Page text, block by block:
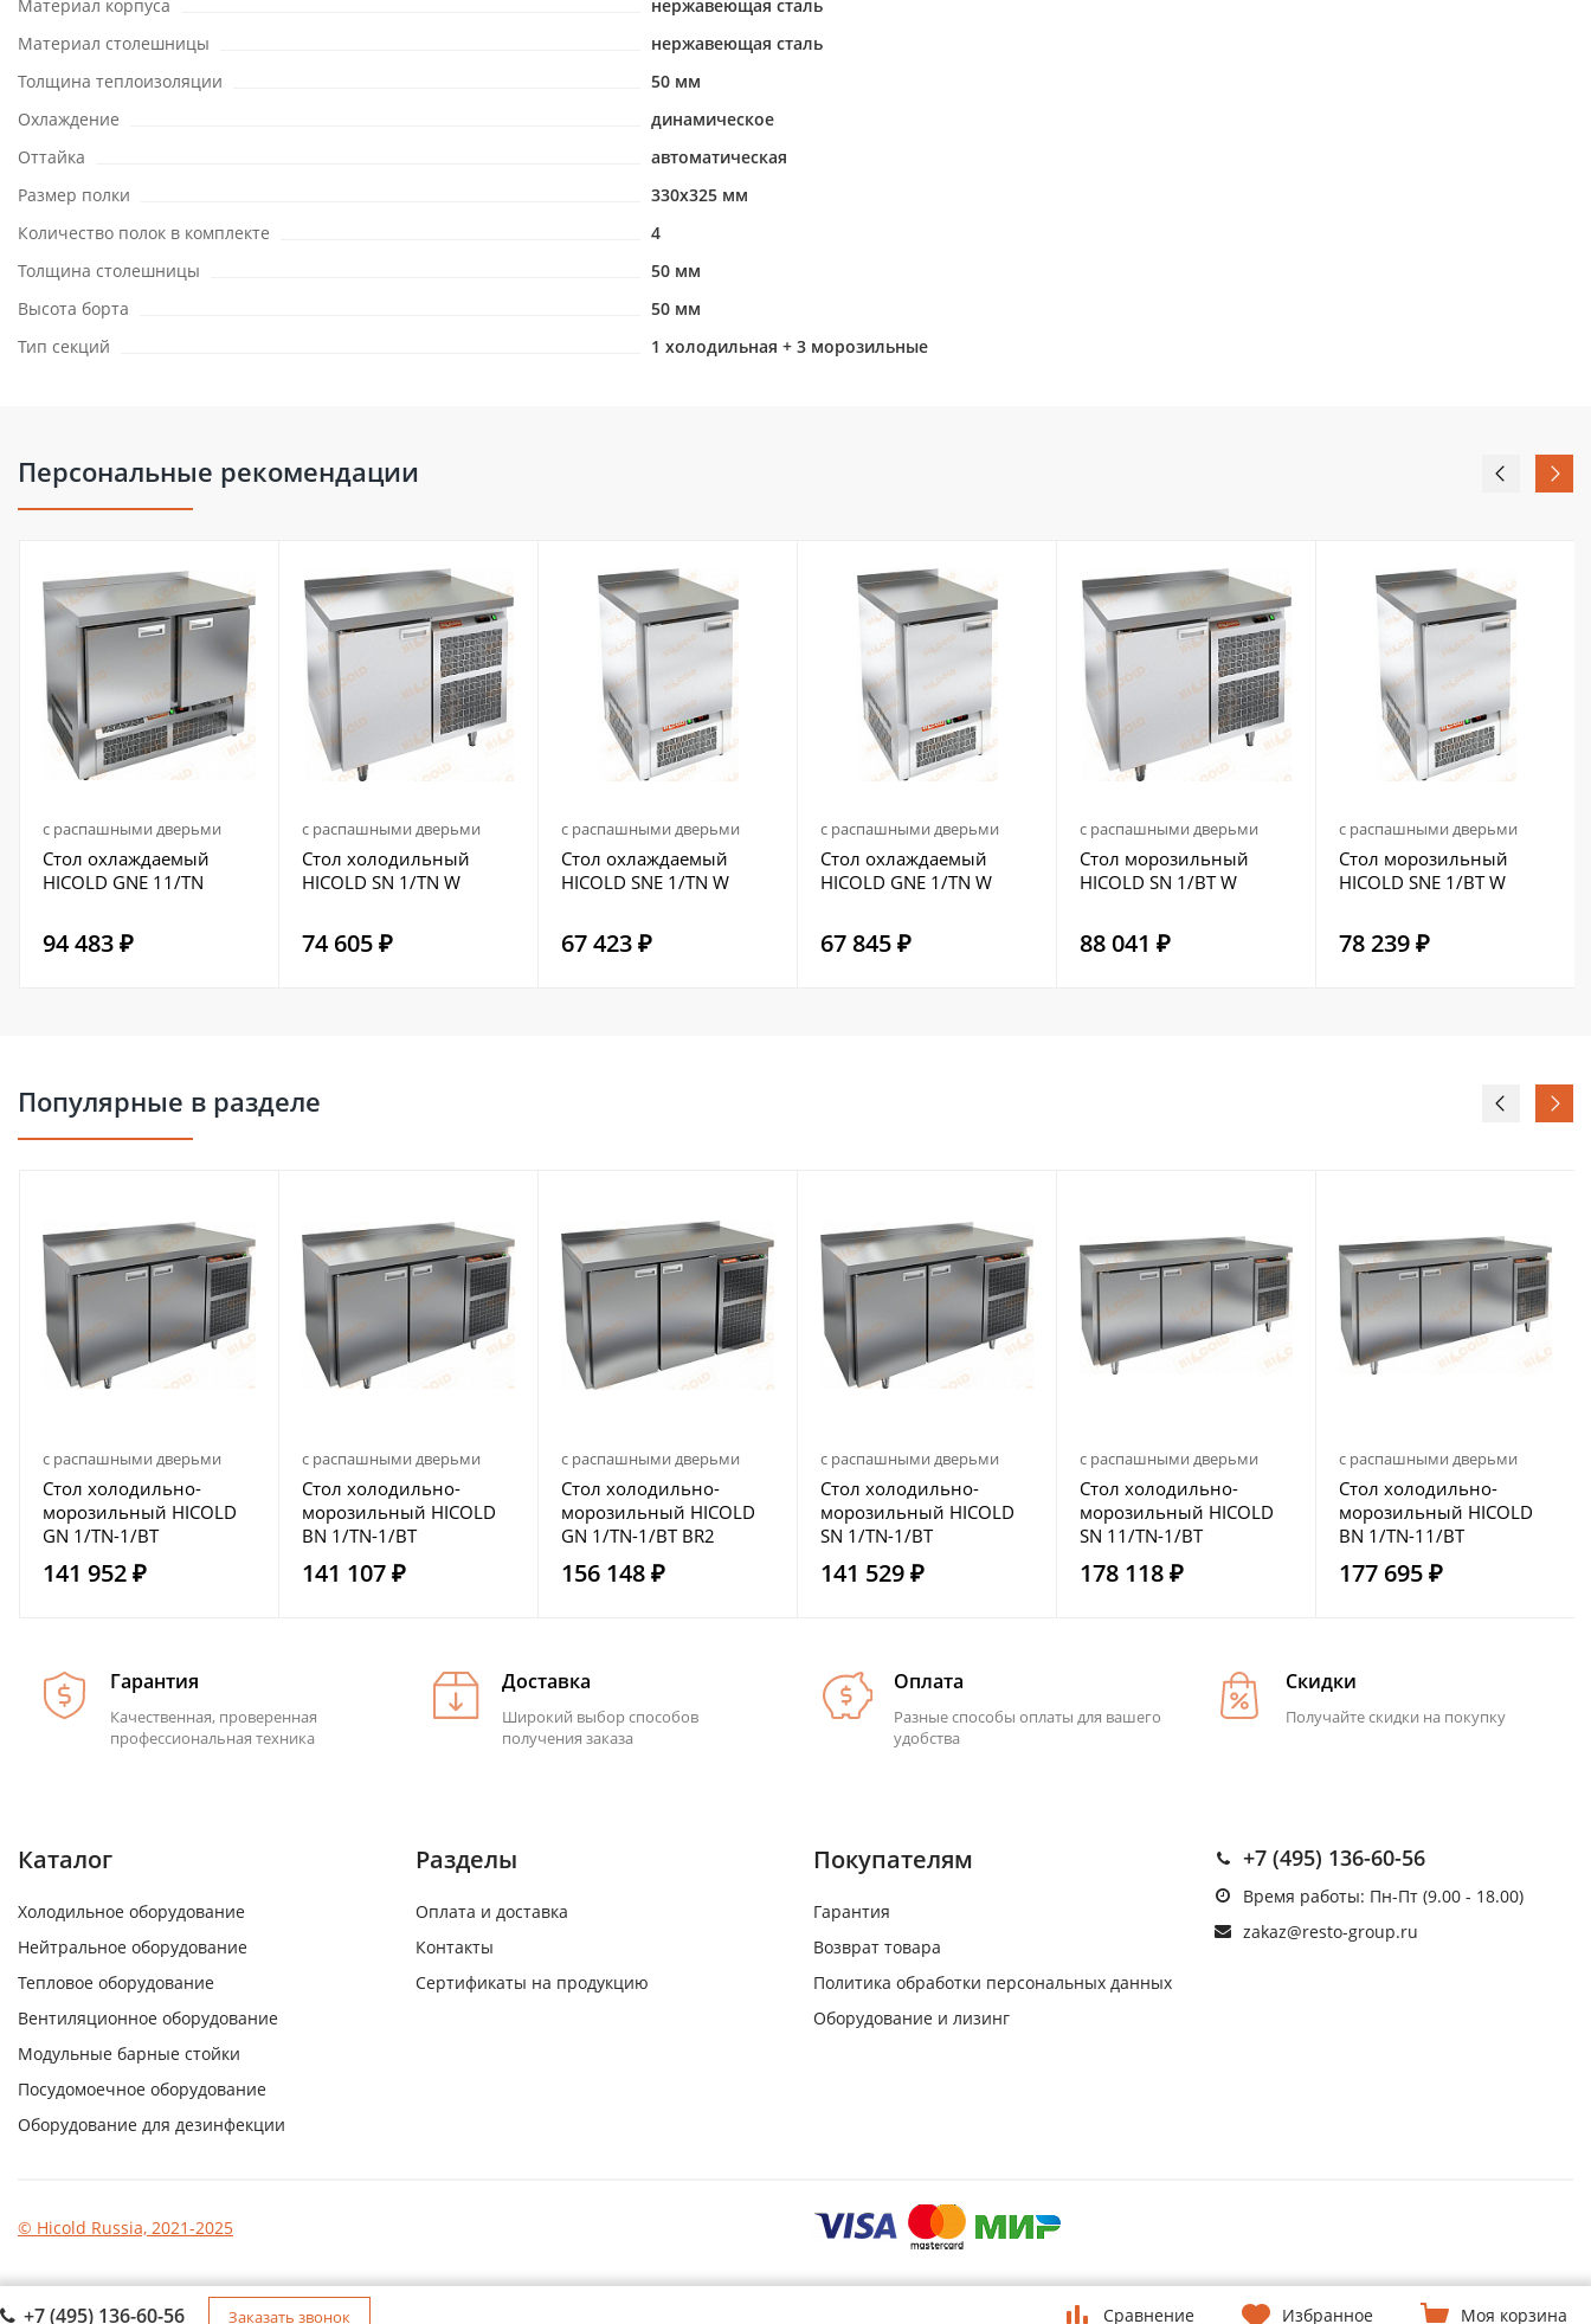
Материал корпуса
нержавеющая сталь
Материал столешницы
нержавеющая сталь
Толщина теплоизоляции
50 мм
Охлаждение
динамическое
Оттайка
автоматическая
Размер полки
330х325 мм
Количество полок в комплекте
4
Толщина столешницы
50 мм
Высота борта
50 мм
Тип секций
1 холодильная + 3 морозильные
Персональные рекомендации
с распашными дверьми
Стол охлаждаемый
HICOLD GNE 11/TN
94 483 ₽
с распашными дверьми
Стол холодильный
HICOLD SN 1/TN W
74 605 ₽
с распашными дверьми
Стол охлаждаемый
HICOLD SNE 1/TN W
67 423 ₽
с распашными дверьми
Стол охлаждаемый
HICOLD GNE 1/TN W
67 845 ₽
с распашными дверьми
Стол морозильный
HICOLD SN 1/BT W
88 041 ₽
с распашными дверьми
Стол морозильный
HICOLD SNE 1/BT W
78 239 ₽
Популярные в разделе
с распашными дверьми
Стол холодильно-
морозильный HICOLD
GN 1/TN-1/BT
141 952 ₽
с распашными дверьми
Стол холодильно-
морозильный HICOLD
BN 1/TN-1/BT
141 107 ₽
с распашными дверьми
Стол холодильно-
морозильный HICOLD
GN 1/TN-1/BT BR2
156 148 ₽
с распашными дверьми
Стол холодильно-
морозильный HICOLD
SN 1/TN-1/BT
141 529 ₽
с распашными дверьми
Стол холодильно-
морозильный HICOLD
SN 11/TN-1/BT
178 118 ₽
с распашными дверьми
Стол холодильно-
морозильный HICOLD
BN 1/TN-11/BT
177 695 ₽
Гарантия
Качественная, проверенная
профессиональная техника
Доставка
Широкий выбор способов
получения заказа
Оплата
Разные способы оплаты для вашего
удобства
Скидки
Получайте скидки на покупку
Каталог
Холодильное оборудование
Нейтральное оборудование
Тепловое оборудование
Вентиляционное оборудование
Модульные барные стойки
Посудомоечное оборудование
Оборудование для дезинфекции
Разделы
Оплата и доставка
Контакты
Сертификаты на продукцию
Покупателям
Гарантия
Возврат товара
Политика обработки персональных данных
Оборудование и лизинг
+7 (495) 136-60-56
Время работы: Пн-Пт (9.00 - 18.00)
zakaz@resto-group.ru
© Hicold Russia, 2021-2025
+7 (495) 136-60-56 Заказать звонок Сравнение Избранное Моя корзина